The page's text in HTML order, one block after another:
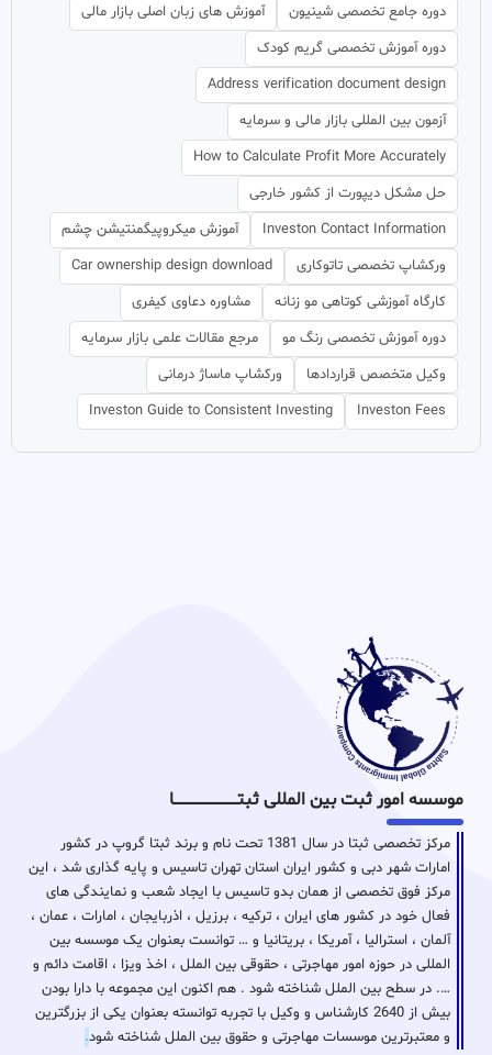
دوره جامع تخصصی شینیون
آموزش های زبان اصلی بازار مالی
دوره آموزش تخصصی گریم کودک
Address verification document design
آزمون بین المللی بازار مالی و سرمایه
How to Calculate Profit More Accurately
حل مشکل دیپورت از کشور خارجی
Investon Contact Information
آموزش میکروپیگمنتیشن چشم
ورکشاپ تخصصی تاتوکاری
Car ownership design download
کارگاه آموزشی کوتاهی مو زنانه
مشاوره دعاوی کیفری
دوره آموزش تخصصی رنگ مو
مرجع مقالات علمی بازار سرمایه
وکیل متخصص قراردادها
ورکشاپ ماساژ درمانی
Investon Fees
Investon Guide to Consistent Investing
موسسه امور ثبت بین المللی ثبتـــــــــــــــــــــــــــــا
مرکز تخصصی ثبتا در سال 1381 تحت نام و برند ثبتا گروپ در کشور
امارات شهر دبی و کشور ایران استان تهران تاسیس و پایه گذاری شد ، این
مرکز فوق تخصصی از همان بدو تاسیس با ایجاد شعب و نمایندگی های
فعال خود در کشور های ایران ، ترکیه ، برزیل ، اذربایجان ، امارات ، عمان ،
آلمان ، استرالیا ، آمریکا ، بریتانیا و … توانست بعنوان یک موسسه بین
المللی در حوزه امور مهاجرتی ، حقوقی بین الملل ، اخذ ویزا ، اقامت دائم و
…. در سطح بین الملل شناخته شود . هم اکنون این مجموعه با دارا بودن
بیش از 2640 کارشناس و وکیل با تجربه توانسته بعنوان یکی از بزرگترین
و معتبرترین موسسات مهاجرتی و حقوق بین الملل شناخته شود.